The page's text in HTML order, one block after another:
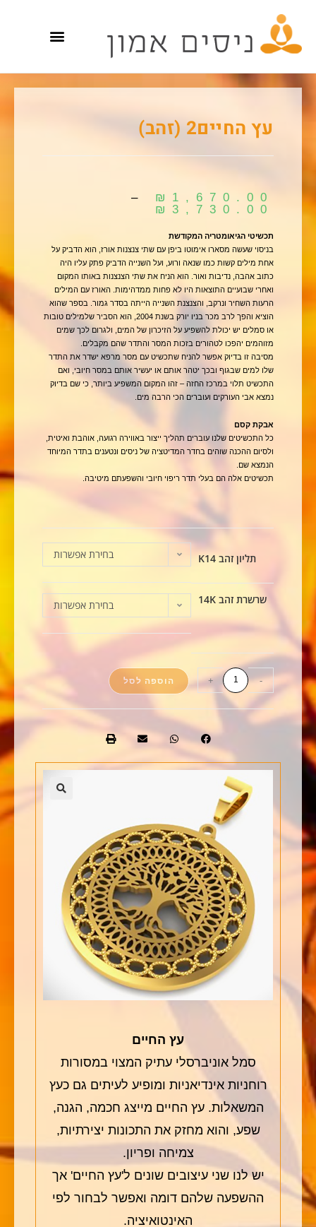
עץ החיים2 (זהב)
₪ 1,670.00
–
₪ 3,730.00
תכשיטי הגיאומטריה המקודשת
בניסוי שעשה מסארו אימוטו ביפן עם שתי צנצנות אורז, הוא הדביק על
אחת מילים קשות כמו שנאה ורוע, ועל השנייה הדביק פתק עליו היה
כתוב אהבה, נדיבות ואור. הוא הניח את שתי הצנצנות באותו המקום
ואחרי שבועיים התוצאות היו לא פחות ממדהימות. האורז עם המילים
הרעות השחיר ונרקב, והצנצנת השנייה הייתה בסדר גמור. בספר שהוא
הוציא והפך לרב מכר בניו יורק בשנת 2004, הוא הסביר שלמילים טובות
או סמלים יש יכולת להשפיע על הזיכרון של המים, ולגרום לכך שמים
מזוהמים יהפכו לטהורים בזכות המסר והתדר שהם מקבלים.
מסיבה זו בדיוק אפשר להניח שתכשיט עם מסר מרפא ישדר את התדר
שלו למים שבגוף ובכך יטהר אותם או יעשיר אותם במסר חיובי, ואם
התכשיט תלוי במרכז החזה – זהו המקום המשפיע ביותר, כי שם בדיוק
נמצא אבי העורקים ועוברים הכי הרבה מים.
אבקת קסם
כל התכשיטים שלנו עוברים תהליך ייצור באווירה רגועה, אוהבת ואיטית,
ולסיום ההכנה שוהים בחדר המדיטציה של ניסים ונטענים בתדר המיוחד
הנמצא שם.
תכשיטים אלה הם בעלי תדר ריפוי חיובי והשפעתם מיטיבה.
תליון זהב K14 בחירת אפשרות
שרשרת זהב 14K בחירת אפשרות
-
+ הוספה לסל
עץ החיים
סמל אוניברסלי עתיק המצוי במסורות
רוחניות אינדיאניות ומופיע לעיתים גם כעץ
המשאלות. עץ החיים מייצג חכמה, הגנה,
שפע, והוא מחזק את התכונות יצירתיות,
צמיחה ופריון.
יש לנו שני עיצובים שונים ל'עץ החיים' אך
ההשפעה שלהם דומה ואפשר לבחור לפי
האינטואיציה.